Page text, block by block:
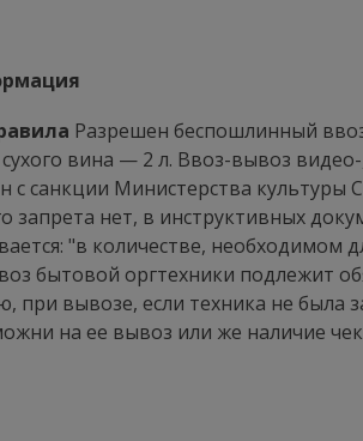
Разрешен беспошлинный
вина — 2 л. Ввоз-вывоз
с санкции Министерства культуры
запрета нет, в инструктивных
"в количестве, необходимом
бытовой оргтехники подлежит
при вывозе, если техника не была
на ее вывоз или же наличие